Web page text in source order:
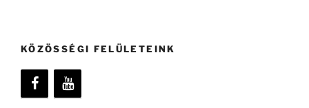
KÖZÖSSÉGI FELÜLETEINK